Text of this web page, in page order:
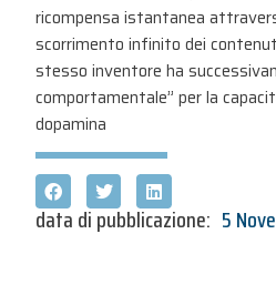
ricompensa istantanea
scorrimento infinito dei
stesso inventore ha
comportamentale” per la
dopamina
data di pubblicazione: 5